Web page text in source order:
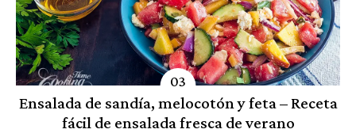
Ensalada de sandía, melocotón y feta – Receta
fácil de ensalada fresca de verano